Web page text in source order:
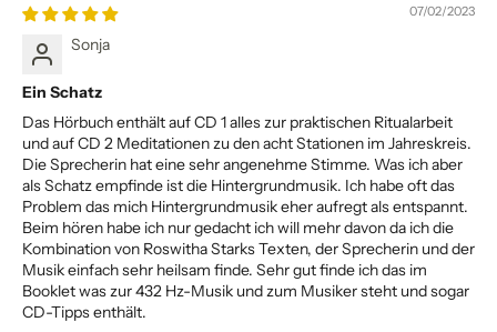
07/02/2023
Sonja
Ein Schatz
Das Hörbuch enthält auf CD 1 alles zur praktischen Ritualarbeit
und auf CD 2 Meditationen zu den acht Stationen im Jahreskreis.
Die Sprecherin hat eine sehr angenehme Stimme. Was ich aber
als Schatz empfinde ist die Hintergrundmusik. Ich habe oft das
Problem das mich Hintergrundmusik eher aufregt als entspannt.
Beim hören habe ich nur gedacht ich will mehr davon da ich die
Kombination von Roswitha Starks Texten, der Sprecherin und der
Musik einfach sehr heilsam finde. Sehr gut finde ich das im
Booklet was zur 432 Hz-Musik und zum Musiker steht und sogar
CD-Tipps enthält.